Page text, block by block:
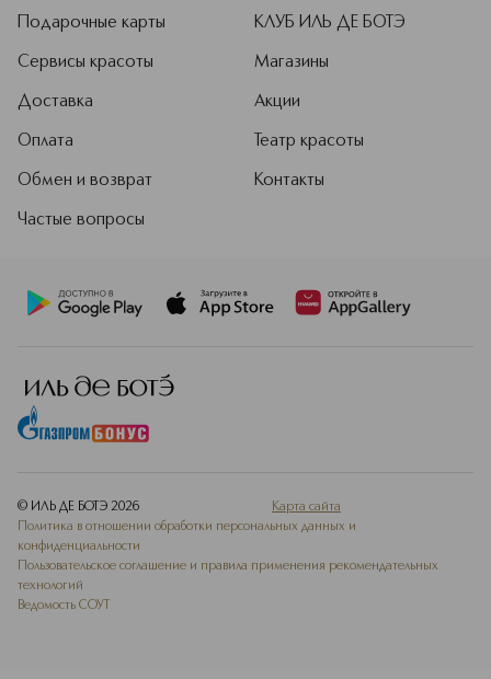
Подарочные карты
Сервисы красоты
Доставка
Оплата
Обмен и возврат
Частые вопросы
КЛУБ ИЛЬ ДЕ БОТЭ
Магазины
Акции
Театр красоты
Контакты
© ИЛЬ ДЕ БОТЭ 2026
Карта сайта
Политика в отношении обработки персональных данных и
конфиденциальности
Пользовательское соглашение и правила применения рекомендательных
технологий
Ведомость СОУТ